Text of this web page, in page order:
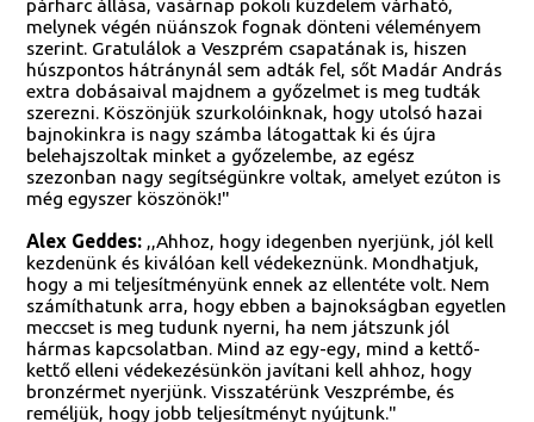
párharc állása, vasárnap pokoli küzdelem várható,
melynek végén nüánszok fognak dönteni véleményem
szerint. Gratulálok a Veszprém csapatának is, hiszen
húszpontos hátránynál sem adták fel, sőt Madár András
extra dobásaival majdnem a győzelmet is meg tudták
szerezni. Köszönjük szurkolóinknak, hogy utolsó hazai
bajnokinkra is nagy számba látogattak ki és újra
belehajszoltak minket a győzelembe, az egész
szezonban nagy segítségünkre voltak, amelyet ezúton is
még egyszer köszönök!"
Alex Geddes: ,,Ahhoz, hogy idegenben nyerjünk, jól kell
kezdenünk és kiválóan kell védekeznünk. Mondhatjuk,
hogy a mi teljesítményünk ennek az ellentéte volt. Nem
számíthatunk arra, hogy ebben a bajnokságban egyetlen
meccset is meg tudunk nyerni, ha nem játszunk jól
hármas kapcsolatban. Mind az egy-egy, mind a kettő-
kettő elleni védekezésünkön javítani kell ahhoz, hogy
bronzérmet nyerjünk. Visszatérünk Veszprémbe, és
reméljük, hogy jobb teljesítményt nyújtunk."